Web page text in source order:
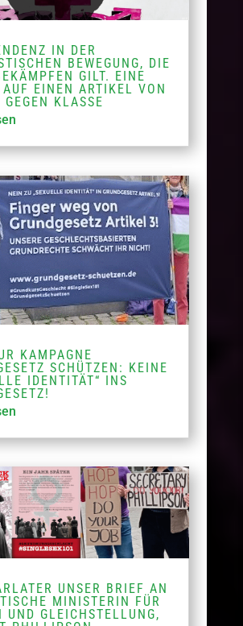
IN DER
BEWEGUNG, DIE
GILT. EINE
EINEN ARTIKEL VON
GEGEN KLASSE
KAMPAGNE
SCHÜTZEN: KEINE
IDENTITÄT“ INS
UNSER BRIEF AN
MINISTERIN FÜR
UND GLEICHSTELLUNG,